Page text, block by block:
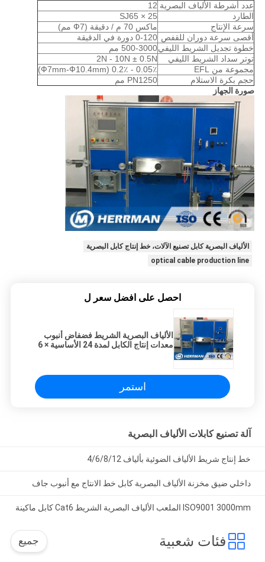
عدد أشرطة الألياف البصرية 12
الطارد
SJ65 × 25
سرعة الإنتاج
ماكس 70 م / دقيقة (Ф7 مم)
أقصى سرعة دوران للقفص 0-120 دورة في الدقيقة
خطوة تجديل الشريط الليفي500-3000 مم
توتر سداد الشريط الليفي
2N - 10N ± 0.5N
مجموعة من EFL
0.05٪ - 0.2٪ (Ф7mm-Ф10.4mm)
حجم بكرة الاستلام
PN1250 مم
صورة الجهاز
الألياف البصرية كابل تصنيع الآلات، خط إنتاج كابل البصرية
optical cable production line
احصل على افضل سعر ل
الألياف البصرية الشريط فضفاض أنبوب
معدات إنتاج الكابل لمدة 24 الأساسية × 6
استمر
آلة تصنيع كابلات الألياف البصرية
خط إنتاج شريط الألياف الضوئية بألياف 4/6/8/12
داخلي ضيق مخزنة الألياف البصرية كابل خط الانتاج مع أنبوب جاف
ISO9001 3000mm الملعب الألياف البصرية الشريط Cat6 كابل ماكينة
فئات شعبية جميع